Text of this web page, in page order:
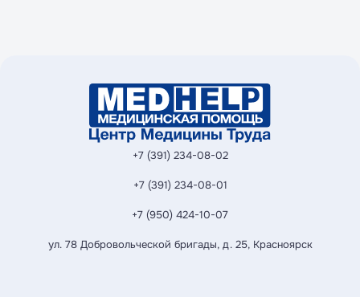
+7 (391) 234-08-02
+7 (391) 234-08-01
+7 (950) 424-10-07
ул. 78 Добровольческой бригады, д. 25, Красноярск